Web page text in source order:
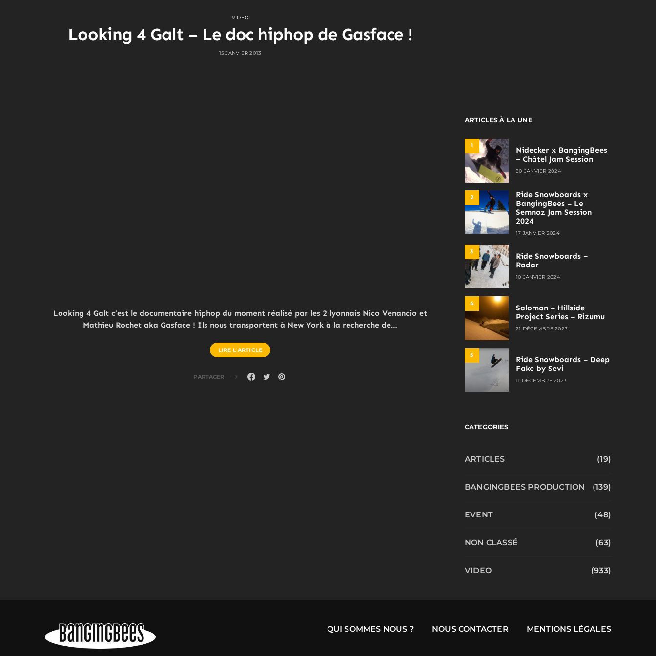
VIDEO
Looking 4 Galt – Le doc hiphop de Gasface !
15 JANVIER 2013
Looking 4 Galt c’est le documentaire hiphop du moment réalisé par les 2 lyonnais Nico Venancio et
Mathieu Rochet aka Gasface ! Ils nous transportent à New York à la recherche de…
LIRE L'ARTICLE
PARTAGER
ARTICLES À LA UNE
1
Nidecker x BangingBees
– Châtel Jam Session
30 JANVIER 2024
2
Ride Snowboards x
BangingBees – Le
Semnoz Jam Session
2024
17 JANVIER 2024
3
Ride Snowboards –
Radar
10 JANVIER 2024
4
Salomon – Hillside
Project Series – Rizumu
21 DÉCEMBRE 2023
5
Ride Snowboards – Deep
Fake by Sevi
11 DÉCEMBRE 2023
CATEGORIES
ARTICLES (19)
BANGINGBEES PRODUCTION (139)
EVENT (48)
NON CLASSÉ (63)
VIDEO (933)
QUI SOMMES NOUS ? NOUS CONTACTER MENTIONS LÉGALES